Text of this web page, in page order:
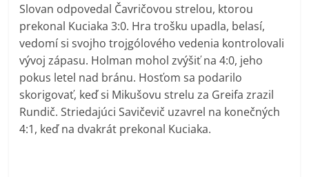
Slovan odpovedal Čavričovou strelou, ktorou
prekonal Kuciaka 3:0. Hra trošku upadla, belasí,
vedomí si svojho trojgólového vedenia kontrolovali
vývoj zápasu. Holman mohol zvýšiť na 4:0, jeho
pokus letel nad bránu. Hosťom sa podarilo
skorigovať, keď si Mikušovu strelu za Greifa zrazil
Rundič. Striedajúci Savičevič uzavrel na konečných
4:1, keď na dvakrát prekonal Kuciaka.